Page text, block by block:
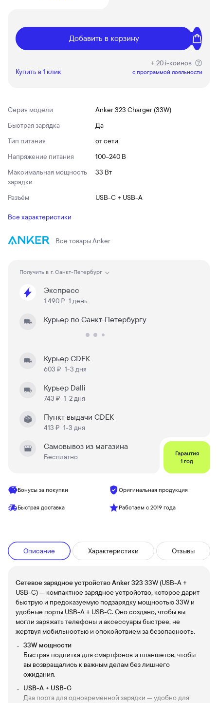
Добавить в корзину
Купить в 1 клик
+ 20 i-коинов
c программой лояльности
Серия модели
Anker 323 Charger (33W)
Быстрая зарядка
Да
Тип питания
от сети
Напряжение питания
100–240 В
Максимальная мощность
зарядки
33 Вт
Разъём USB-C + USB-A
Все характеристики
Все товарыAnker
Получить в г. Санкт-Петербург
Экспресс
1 490 ₽ 1 день
Курьер по Санкт-Петербургу
Курьер CDEK
603 ₽ 1-3 дня
Курьер Dalli
743 ₽ 1-2 дня
Пункт выдачи CDEK
413 ₽ 1-3 дня
Самовывоз из магазина
Бесплатно
Гарантия
1 год
Бонусы за покупки Оригинальная продукция
Быстрая доставка Работаем с 2019 года
Описание Характеристики Отзывы
Сетевое зарядное устройство Anker 323 33W (USB-А +
USB-C) — компактное зарядное устройство, которое дарит
быструю и предсказуемую подзарядку мощностью 33W и
удобные порты USB-A + USB-C. Оно создано, чтобы вы
могли заряжать телефоны и аксессуары быстрее, не
жертвуя мобильностью и спокойствием за безопасность.
33W мощности
Быстрая подпитка для смартфонов и планшетов, чтобы
вы возвращались к важным делам без лишнего
ожидания.
USB-A + USB-C
Два порта для одновременной зарядки — удобно для